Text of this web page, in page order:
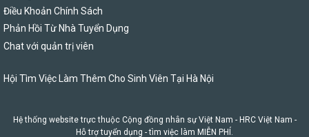
Điều Khoản Chính Sách
Phản Hồi Từ Nhà Tuyển Dụng
Chat với quản trị viên
Hội Tìm Việc Làm Thêm Cho Sinh Viên Tại Hà Nội
Hệ thống website trực thuộc Cộng đồng nhân sự Việt Nam - HRC Việt Nam -
Hỗ trợ tuyển dụng - tìm việc làm MIỄN PHÍ.